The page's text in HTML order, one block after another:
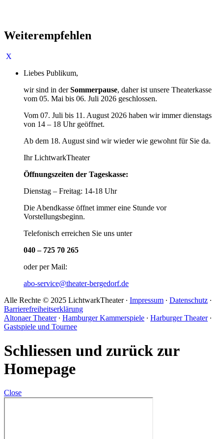
Weiterempfehlen
Liebes Publikum,
wir sind in derSommerpause, daher ist unsere Theaterkasse
vom 05. Mai bis 06. Juli 2026 geschlossen.
Vom 07. Juli bis 11. August 2026 haben wir immer dienstags
von 14 – 18 Uhr geöffnet.
Ab dem 18. August sind wir wieder wie gewohnt für Sie da.
Ihr LichtwarkTheater
Öffnungszeiten der Tageskasse:
Dienstag – Freitag: 14-18 Uhr
Die Abendkasse öffnet immer eine Stunde vor
Vorstellungsbeginn.
Telefonisch erreichen Sie uns unter
040 – 725 70 265
oder per Mail:
abo-service@theater-bergedorf.de
Alle Rechte © 2025 LichtwarkTheater ∙ Impressum ∙ Datenschutz ∙
Barrierefreiheitserklärung
Altonaer Theater∙ Hamburger Kammerspiele ∙ Harburger Theater∙
Gastspiele und Tournee
Schliessen und zurück zur
Homepage
Close